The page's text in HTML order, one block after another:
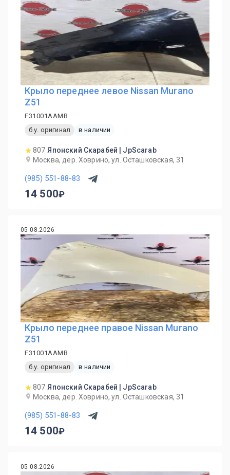
Крыло переднее левое Nissan Murano
Z51
F31001AAMB
б.у. оригинал
в наличии
807 Японский Скарабей | JpScarab
Москва, дер. Ховрино, ул. Осташковская, 31
(985) 551-88-83
14 500
05.08.2026
Крыло переднее правое Nissan Murano
Z51
F31001AAMB
б.у. оригинал
в наличии
807 Японский Скарабей | JpScarab
Москва, дер. Ховрино, ул. Осташковская, 31
(985) 551-88-83
14 500
05.08.2026